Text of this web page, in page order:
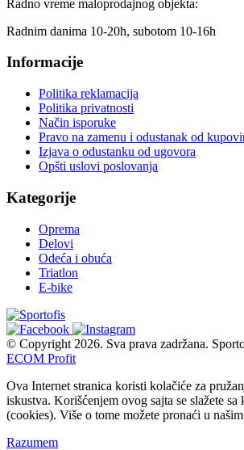
Radno vreme maloprodajnog objekta:
Radnim danima 10-20h, subotom 10-16h
Informacije
Politika reklamacija
Politika privatnosti
Način isporuke
Pravo na zamenu i odustanak od
Izjava o odustanku od ugovora
Opšti uslovi poslovanja
Kategorije
Oprema
Delovi
Odeća i obuća
Triatlon
E-bike
© Copyright 2026. Sva prava zadržana.
ECOM Profit
Ova Internet stranica koristi kolačiće za
iskustva. Korišćenjem ovog sajta se slažete sa
(cookies). Više o tome možete pronaći u
Razumem